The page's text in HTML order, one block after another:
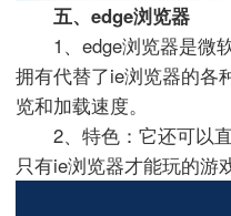
五、edge浏览器
1、edge浏览器是微
拥有代替了ie浏览器的各
览和加载速度。
2、特色：它还可以直
只有ie浏览器才能玩的游戏